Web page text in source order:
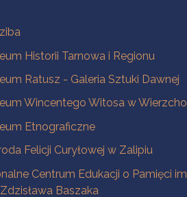
Historii Tarnowa i Regionu
Ratusz - Galeria Sztuki Dawnej
Wincentego Witosa w
Etnograficzne
Felicji Curyłowej w Zalipiu
Centrum Edukacji o Pamięci
Baszaka